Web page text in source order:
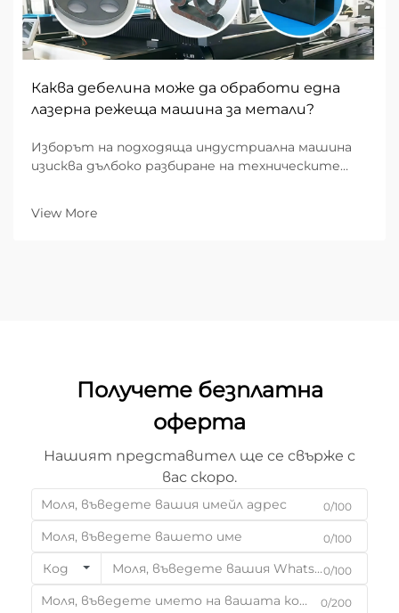
Каква дебелина може да обработи една
лазерна режеща машина за метали?
Изборът на подходяща индустриална машина
изисква дълбоко разбиране на техническите
се сблъскате, е: „Каква е максималната
View More
Получете безплатна
оферта
Нашият представител ще се свърже с
вас скоро.
0/100
0/100
Код 0/100
0/200